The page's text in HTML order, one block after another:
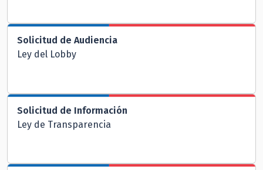
Solicitud de Audiencia
Ley del Lobby
Solicitud de Información
Ley de Transparencia